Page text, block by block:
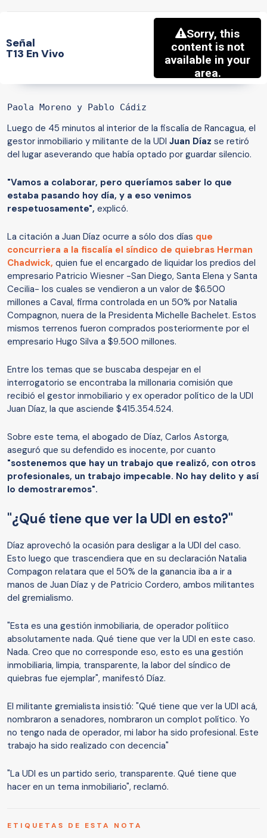
Señal
T13 En Vivo
Paola Moreno y Pablo Cádiz
Luego de 45 minutos al interior de la fiscalía de Rancagua, el
gestor inmobiliario y militante de la UDI Juan Díaz se retiró
del lugar aseverando que había optado por guardar silencio.
"Vamos a colaborar, pero queríamos saber lo que
estaba pasando hoy día, y a eso venimos
respetuosamente", explicó.
La citación a Juan Díaz ocurre a sólo dos días que
concurriera a la fiscalía el síndico de quiebras Herman
Chadwick, quien fue el encargado de liquidar los predios del
empresario Patricio Wiesner -San Diego, Santa Elena y Santa
Cecilia- los cuales se vendieron a un valor de $6.500
millones a Caval, firma controlada en un 50% por Natalia
Compagnon, nuera de la Presidenta Michelle Bachelet. Estos
mismos terrenos fueron comprados posteriormente por el
empresario Hugo Silva a $9.500 millones.
Entre los temas que se buscaba despejar en el
interrogatorio se encontraba la millonaria comisión que
recibió el gestor inmobiliario y ex operador político de la UDI
Juan Díaz, la que asciende $415.354.524.
Sobre este tema, el abogado de Díaz, Carlos Astorga,
aseguró que su defendido es inocente, por cuanto
"sostenemos que hay un trabajo que realizó, con otros
profesionales, un trabajo impecable. No hay delito y así
lo demostraremos".
"¿Qué tiene que ver la UDI en esto?"
Díaz aprovechó la ocasión para desligar a la UDI del caso.
Esto luego que trascendiera que en su declaración Natalia
Compagon relatara que el 50% de la ganancia iba a ir a
manos de Juan Díaz y de Patricio Cordero, ambos militantes
del gremialismo.
"Esta es una gestión inmobiliaria, de operador polítiico
absolutamente nada. Qué tiene que ver la UDI en este caso.
Nada. Creo que no corresponde eso, esto es una gestión
inmobiliaria, limpia, transparente, la labor del síndico de
quiebras fue ejemplar", manifestó Díaz.
El militante gremialista insistió: "Qué tiene que ver la UDI acá,
nombraron a senadores, nombraron un complot político. Yo
no tengo nada de operador, mi labor ha sido profesional. Este
trabajo ha sido realizado con decencia"
"La UDI es un partido serio, transparente. Qué tiene que
hacer en un tema inmobiliario", reclamó.
ETIQUETAS DE ESTA NOTA